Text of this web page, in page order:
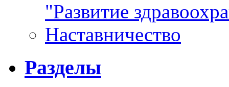
"Развитие
Наставничество
Разделы